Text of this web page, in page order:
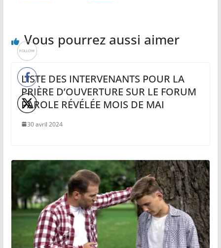
Vous pourrez aussi aimer
LISTE DES INTERVENANTS POUR LA
PRIÈRE D’OUVERTURE SUR LE FORUM
PAROLE RÉVÉLÉE MOIS DE MAI
30 avril 2024